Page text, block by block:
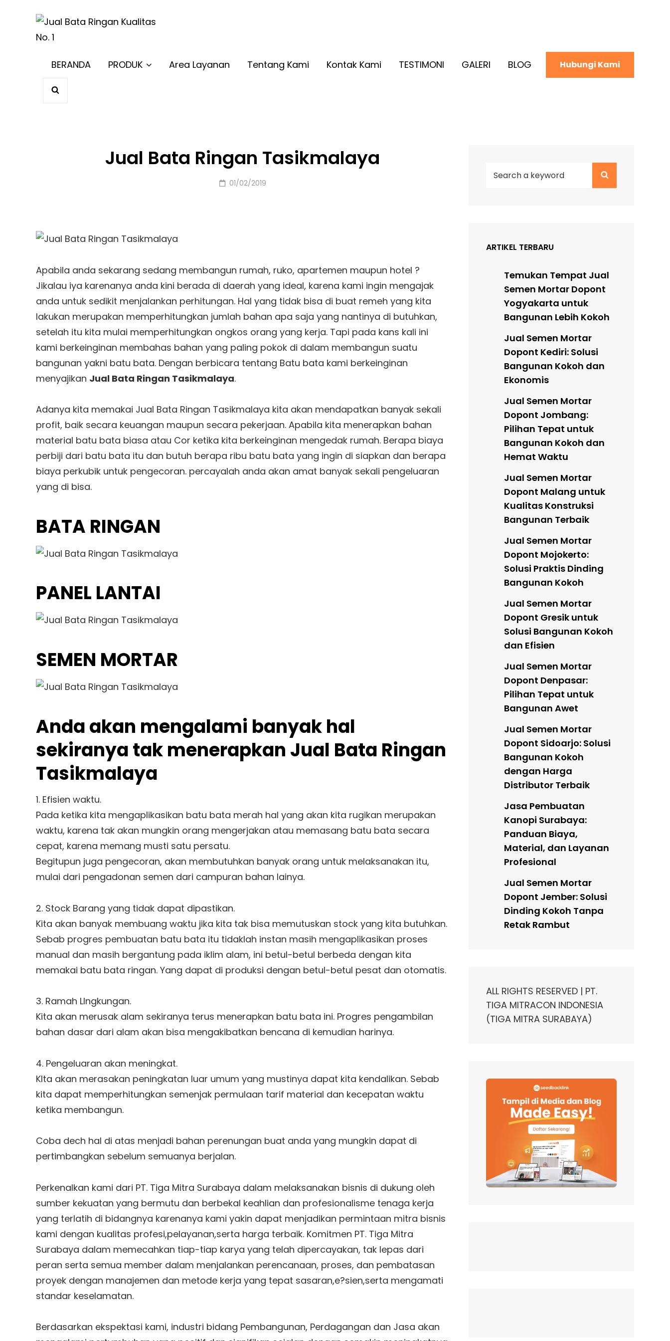
BERANDA PRODUK Area Layanan Tentang Kami Kontak Kami TESTIMONI GALERI BLOG Hubungi Kami
Jual Bata Ringan Tasikmalaya
Posted
01/02/2019
Apabila anda sekarang sedang membangun rumah, ruko, apartemen maupun hotel ?
Jikalau iya karenanya anda kini berada di daerah yang ideal, karena kami ingin mengajak
anda untuk sedikit menjalankan perhitungan. Hal yang tidak bisa di buat remeh yang kita
lakukan merupakan memperhitungkan jumlah bahan apa saja yang nantinya di butuhkan,
setelah itu kita mulai memperhitungkan ongkos orang yang kerja. Tapi pada kans kali ini
kami berkeinginan membahas bahan yang paling pokok di dalam membangun suatu
bangunan yakni batu bata. Dengan berbicara tentang Batu bata kami berkeinginan
menyajikan Jual Bata Ringan Tasikmalaya.
Adanya kita memakai Jual Bata Ringan Tasikmalaya kita akan mendapatkan banyak sekali
profit, baik secara keuangan maupun secara pekerjaan. Apabila kita menerapkan bahan
material batu bata biasa atau Cor ketika kita berkeinginan mengedak rumah. Berapa biaya
perbiji dari batu bata itu dan butuh berapa ribu batu bata yang ingin di siapkan dan berapa
biaya perkubik untuk pengecoran. percayalah anda akan amat banyak sekali pengeluaran
yang di bisa.
BATA RINGAN
PANEL LANTAI
SEMEN MORTAR
Anda akan mengalami banyak hal
sekiranya tak menerapkan Jual Bata Ringan
Tasikmalaya
1. Efisien waktu.
Pada ketika kita mengaplikasikan batu bata merah hal yang akan kita rugikan merupakan
waktu, karena tak akan mungkin orang mengerjakan atau memasang batu bata secara
cepat, karena memang musti satu persatu.
Begitupun juga pengecoran, akan membutuhkan banyak orang untuk melaksanakan itu,
mulai dari pengadonan semen dari campuran bahan lainya.
2. Stock Barang yang tidak dapat dipastikan.
Kita akan banyak membuang waktu jika kita tak bisa memutuskan stock yang kita butuhkan.
Sebab progres pembuatan batu bata itu tidaklah instan masih mengaplikasikan proses
manual dan masih bergantung pada iklim alam, ini betul-betul berbeda dengan kita
memakai batu bata ringan. Yang dapat di produksi dengan betul-betul pesat dan otomatis.
3. Ramah LIngkungan.
Kita akan merusak alam sekiranya terus menerapkan batu bata ini. Progres pengambilan
bahan dasar dari alam akan bisa mengakibatkan bencana di kemudian harinya.
4. Pengeluaran akan meningkat.
KIta akan merasakan peningkatan luar umum yang mustinya dapat kita kendalikan. Sebab
kita dapat memperhitungkan semenjak permulaan tarif material dan kecepatan waktu
ketika membangun.
Coba dech hal di atas menjadi bahan perenungan buat anda yang mungkin dapat di
pertimbangkan sebelum semuanya berjalan.
Perkenalkan kami dari PT. Tiga Mitra Surabaya dalam melaksanakan bisnis di dukung oleh
sumber kekuatan yang bermutu dan berbekal keahlian dan profesionalisme tenaga kerja
yang terlatih di bidangnya karenanya kami yakin dapat menjadikan permintaan mitra bisnis
kami dengan kualitas profesi,pelayanan,serta harga terbaik. Komitmen PT. Tiga Mitra
Surabaya dalam memecahkan tiap-tiap karya yang telah dipercayakan, tak lepas dari
peran serta semua member dalam menjalankan perencanaan, proses, dan pembatasan
proyek dengan manajemen dan metode kerja yang tepat sasaran,e?sien,serta mengamati
standar keselamatan.
Berdasarkan ekspektasi kami, industri bidang Pembangunan, Perdagangan dan Jasa akan
Search
Search
ARTIKEL TERBARU
Temukan Tempat Jual
Semen Mortar Dopont
Yogyakarta untuk
Bangunan Lebih Kokoh
Jual Semen Mortar
Dopont Kediri: Solusi
Bangunan Kokoh dan
Ekonomis
Jual Semen Mortar
Dopont Jombang:
Pilihan Tepat untuk
Bangunan Kokoh dan
Hemat Waktu
Jual Semen Mortar
Dopont Malang untuk
Kualitas Konstruksi
Bangunan Terbaik
Jual Semen Mortar
Dopont Mojokerto:
Solusi Praktis Dinding
Bangunan Kokoh
Jual Semen Mortar
Dopont Gresik untuk
Solusi Bangunan Kokoh
dan Efisien
Jual Semen Mortar
Dopont Denpasar:
Pilihan Tepat untuk
Bangunan Awet
Jual Semen Mortar
Dopont Sidoarjo: Solusi
Bangunan Kokoh
dengan Harga
Distributor Terbaik
Jasa Pembuatan
Kanopi Surabaya:
Panduan Biaya,
Material, dan Layanan
Profesional
Jual Semen Mortar
Dopont Jember: Solusi
Dinding Kokoh Tanpa
Retak Rambut
ALL RIGHTS RESERVED | PT.
TIGA MITRACON INDONESIA
(TIGA MITRA SURABAYA)